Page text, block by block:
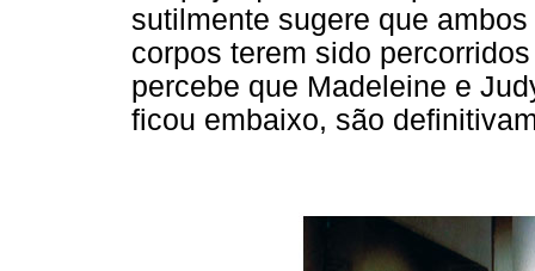
sutilmente sugere que
corpos terem sido
percebe que Madeleine e
ficou embaixo, são